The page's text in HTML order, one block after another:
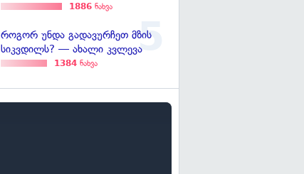
1886 ნახვა
როგორ უნდა გადავურჩეთ მზის
სიკვდილს? — ახალი კვლევა
1384 ნახვა